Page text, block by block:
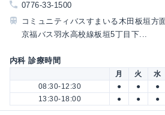
0776-33-1500
コミュニティバスすまいる木田板垣方
京福バス羽水高校線板垣5丁目下...
内科 診療時間
月 火 水
08:30-12:30
● ● ●
13:30-18:00
● ● ●